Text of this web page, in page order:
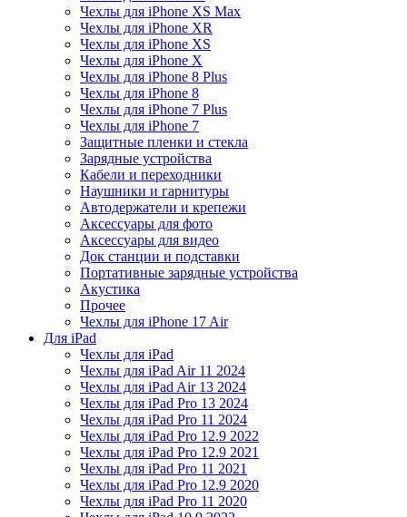
Чехлы для iPhone XS Max
Чехлы для iPhone XR
Чехлы для iPhone XS
Чехлы для iPhone X
Чехлы для iPhone 8 Plus
Чехлы для iPhone 8
Чехлы для iPhone 7 Plus
Чехлы для iPhone 7
Защитные пленки и стекла
Зарядные устройства
Кабели и переходники
Наушники и гарнитуры
Автодержатели и крепежи
Аксессуары для фото
Аксессуары для видео
Док станции и подставки
Портативные зарядные устройства
Акустика
Прочее
Чехлы для iPhone 17 Air
Для iPad
Чехлы для iPad
Чехлы для iPad Air 11 2024
Чехлы для iPad Air 13 2024
Чехлы для iPad Pro 13 2024
Чехлы для iPad Pro 11 2024
Чехлы для iPad Pro 12.9 2022
Чехлы для iPad Pro 12.9 2021
Чехлы для iPad Pro 11 2021
Чехлы для iPad Pro 12.9 2020
Чехлы для iPad Pro 11 2020